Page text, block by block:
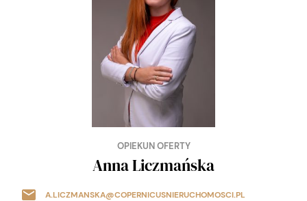
OPIEKUN OFERTY
Anna Liczmańska
A.LICZMANSKA@COPERNICUSNIERUCHOMOSCI.PL